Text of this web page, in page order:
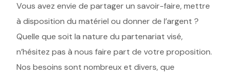
Vous avez envie de partager un savoir-faire, mettre
à disposition du matériel ou donner de l’argent ?
Quelle que soit la nature du partenariat visé,
n’hésitez pas à nous faire part de votre proposition.
Nos besoins sont nombreux et divers, que